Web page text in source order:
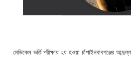
মেডিকেল ভর্তি পরীক্ষায় ২য় হওয়া চাঁপাইনবাবগঞ্জের